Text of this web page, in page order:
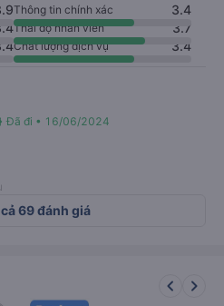
Thông tin chính xác 3.4
Thái độ nhân viên 3.7
Chất lượng dịch vụ 3.4
Đã đi • 16/06/2024
69 đánh giá
keyboard_arrow_left keyboard_arrow_right